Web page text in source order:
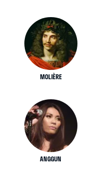
MOLIÈRE
ANGGUN